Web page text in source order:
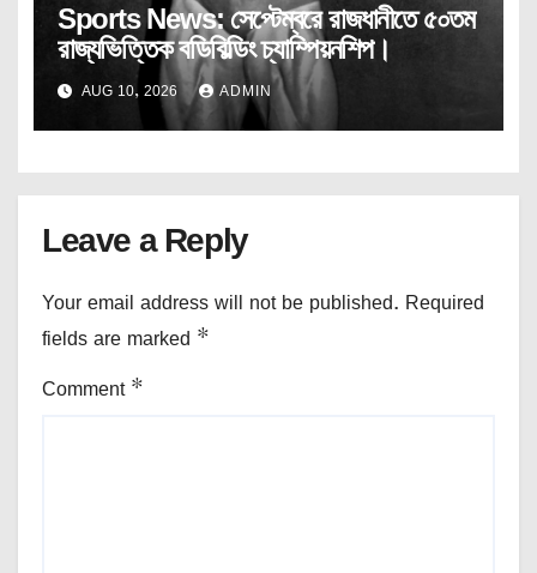
Sports News: সেপ্টেম্বরে রাজধানীতে ৫০তম
রাজ্যভিত্তিক বডিবিল্ডিং চ্যাম্পিয়নশিপ।
AUG 10, 2026 ADMIN
Leave a Reply
Your email address will not be published. Required
fields are marked *
Comment *